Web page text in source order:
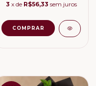
3 x de R$56,33 sem juros